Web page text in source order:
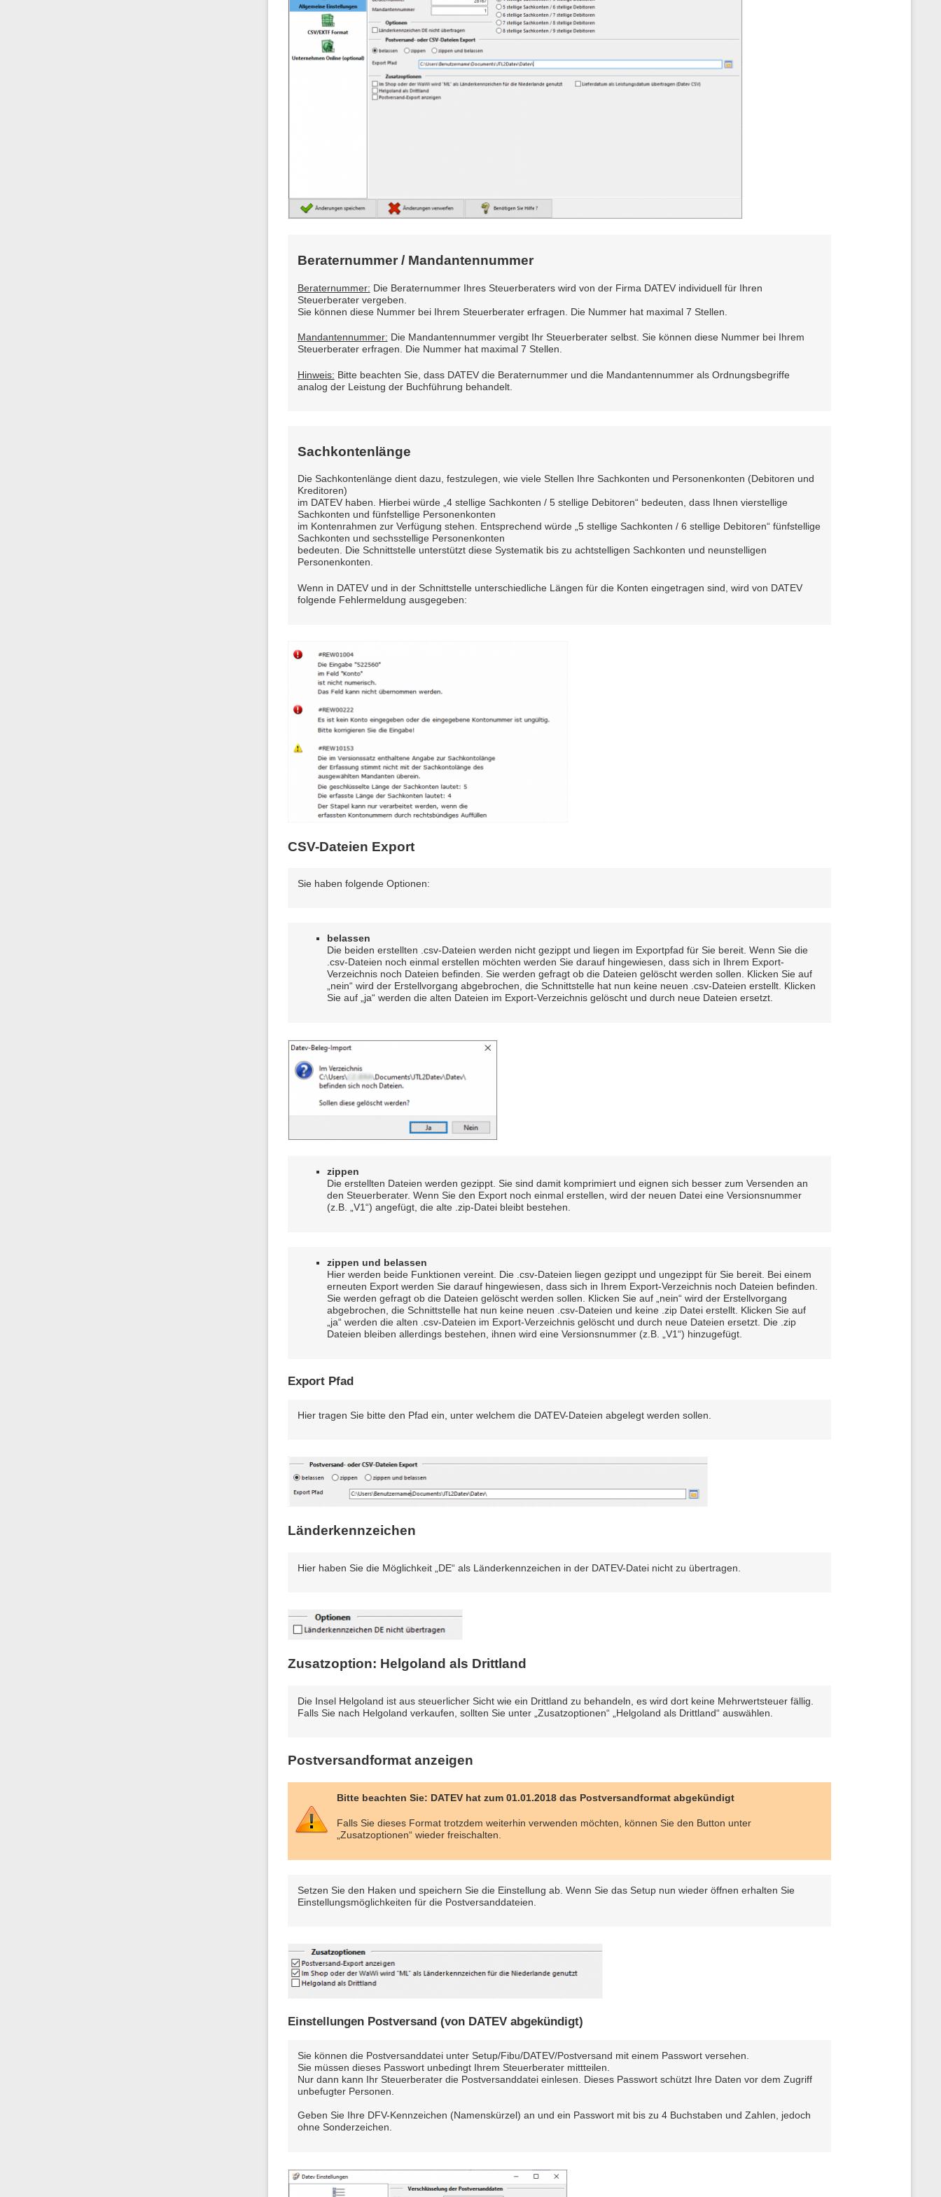
Beraternummer / Mandantennummer
Beraternummer: Die Beraternummer Ihres Steuerberaters wird von der Firma DATEV individuell für Ihren
Steuerberater vergeben.
Sie können diese Nummer bei Ihrem Steuerberater erfragen. Die Nummer hat maximal 7 Stellen.
Mandantennummer: Die Mandantennummer vergibt Ihr Steuerberater selbst. Sie können diese Nummer bei Ihrem
Steuerberater erfragen. Die Nummer hat maximal 7 Stellen.
Hinweis: Bitte beachten Sie, dass DATEV die Beraternummer und die Mandantennummer als Ordnungsbegriffe
analog der Leistung der Buchführung behandelt.
Sachkontenlänge
Die Sachkontenlänge dient dazu, festzulegen, wie viele Stellen Ihre Sachkonten und Personenkonten (Debitoren und
Kreditoren)
im DATEV haben. Hierbei würde „4 stellige Sachkonten / 5 stellige Debitoren“ bedeuten, dass Ihnen vierstellige
Sachkonten und fünfstellige Personenkonten
im Kontenrahmen zur Verfügung stehen. Entsprechend würde „5 stellige Sachkonten / 6 stellige Debitoren“ fünfstellige
Sachkonten und sechsstellige Personenkonten
bedeuten. Die Schnittstelle unterstützt diese Systematik bis zu achtstelligen Sachkonten und neunstelligen
Personenkonten.
Wenn in DATEV und in der Schnittstelle unterschiedliche Längen für die Konten eingetragen sind, wird von DATEV
folgende Fehlermeldung ausgegeben:
CSV-Dateien Export
Sie haben folgende Optionen:
belassen
Die beiden erstellten .csv-Dateien werden nicht gezippt und liegen im Exportpfad für Sie bereit. Wenn Sie die
.csv-Dateien noch einmal erstellen möchten werden Sie darauf hingewiesen, dass sich in Ihrem Export-
Verzeichnis noch Dateien befinden. Sie werden gefragt ob die Dateien gelöscht werden sollen. Klicken Sie auf
„nein“ wird der Erstellvorgang abgebrochen, die Schnittstelle hat nun keine neuen .csv-Dateien erstellt. Klicken
Sie auf „ja“ werden die alten Dateien im Export-Verzeichnis gelöscht und durch neue Dateien ersetzt.
zippen
Die erstellten Dateien werden gezippt. Sie sind damit komprimiert und eignen sich besser zum Versenden an
den Steuerberater. Wenn Sie den Export noch einmal erstellen, wird der neuen Datei eine Versionsnummer
(z.B. „V1“) angefügt, die alte .zip-Datei bleibt bestehen.
zippen und belassen
Hier werden beide Funktionen vereint. Die .csv-Dateien liegen gezippt und ungezippt für Sie bereit. Bei einem
erneuten Export werden Sie darauf hingewiesen, dass sich in Ihrem Export-Verzeichnis noch Dateien befinden.
Sie werden gefragt ob die Dateien gelöscht werden sollen. Klicken Sie auf „nein“ wird der Erstellvorgang
abgebrochen, die Schnittstelle hat nun keine neuen .csv-Dateien und keine .zip Datei erstellt. Klicken Sie auf
„ja“ werden die alten .csv-Dateien im Export-Verzeichnis gelöscht und durch neue Dateien ersetzt. Die .zip
Dateien bleiben allerdings bestehen, ihnen wird eine Versionsnummer (z.B. „V1“) hinzugefügt.
Export Pfad
Hier tragen Sie bitte den Pfad ein, unter welchem die DATEV-Dateien abgelegt werden sollen.
Länderkennzeichen
Hier haben Sie die Möglichkeit „DE“ als Länderkennzeichen in der DATEV-Datei nicht zu übertragen.
Zusatzoption: Helgoland als Drittland
Die Insel Helgoland ist aus steuerlicher Sicht wie ein Drittland zu behandeln, es wird dort keine Mehrwertsteuer fällig.
Falls Sie nach Helgoland verkaufen, sollten Sie unter „Zusatzoptionen“ „Helgoland als Drittland“ auswählen.
Postversandformat anzeigen
Bitte beachten Sie: DATEV hat zum 01.01.2018 das Postversandformat abgekündigt
Falls Sie dieses Format trotzdem weiterhin verwenden möchten, können Sie den Button unter
„Zusatzoptionen“ wieder freischalten.
Setzen Sie den Haken und speichern Sie die Einstellung ab. Wenn Sie das Setup nun wieder öffnen erhalten Sie
Einstellungsmöglichkeiten für die Postversanddateien.
Einstellungen Postversand (von DATEV abgekündigt)
Sie können die Postversanddatei unter Setup/Fibu/DATEV/Postversand mit einem Passwort versehen.
Sie müssen dieses Passwort unbedingt Ihrem Steuerberater mittteilen.
Nur dann kann Ihr Steuerberater die Postversanddatei einlesen. Dieses Passwort schützt Ihre Daten vor dem Zugriff
unbefugter Personen.
Geben Sie Ihre DFV-Kennzeichen (Namenskürzel) an und ein Passwort mit bis zu 4 Buchstaben und Zahlen, jedoch
ohne Sonderzeichen.